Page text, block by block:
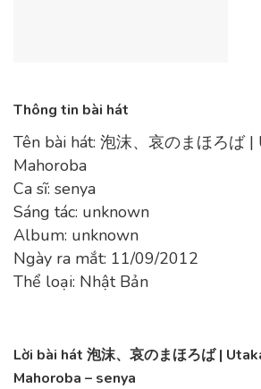
Thông tin bài hát
Tên bài hát: 泡沫、哀のまほろば
Mahoroba
Ca sĩ: senya
Sáng tác: unknown
Album: unknown
Ngày ra mắt: 11/09/2012
Thể loại: Nhật Bản
Lời bài hát 泡沫、哀のまほろば |
Mahoroba – senya